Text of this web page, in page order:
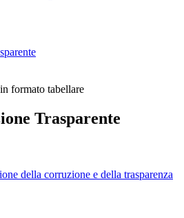
formato tabellare
Trasparente
della corruzione e della trasparenza